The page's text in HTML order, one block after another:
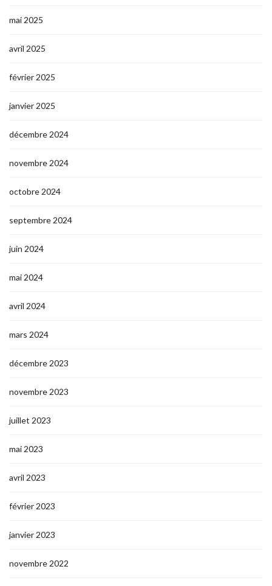
mai 2025
avril 2025
février 2025
janvier 2025
décembre 2024
novembre 2024
octobre 2024
septembre 2024
juin 2024
mai 2024
avril 2024
mars 2024
décembre 2023
novembre 2023
juillet 2023
mai 2023
avril 2023
février 2023
janvier 2023
novembre 2022